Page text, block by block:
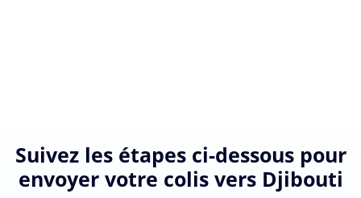
Suivez les étapes ci-dessous pour
envoyer votre colis vers Djibouti